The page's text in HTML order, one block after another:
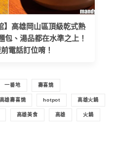
】高雄岡山區頂級乾式熟
包、湯品都在水準之上！
電話訂位唷！
一番地 壽喜燒
高雄壽喜燒 hotpot 高雄火鍋
高雄美食 高雄 火鍋